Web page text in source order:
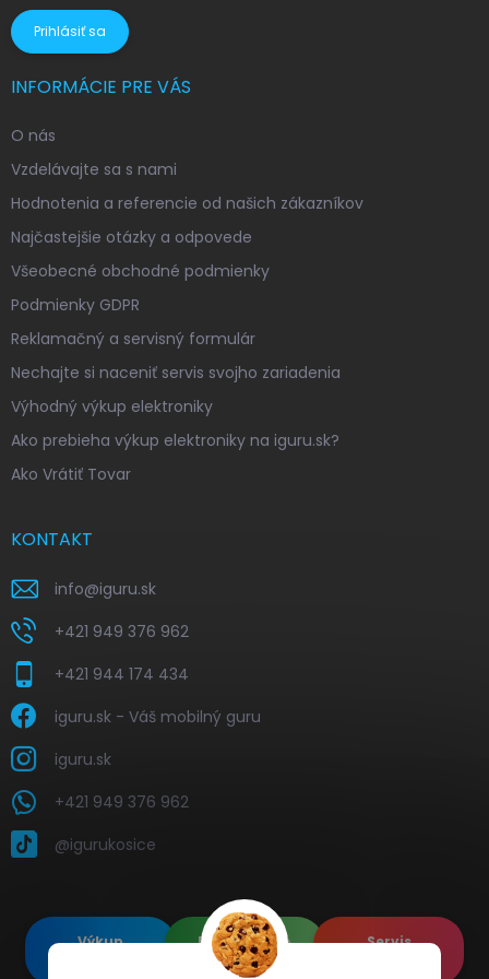
Prihlásiť sa
INFORMÁCIE PRE VÁS
O nás
Vzdelávajte sa s nami
Hodnotenia a referencie od našich zákazníkov
Najčastejšie otázky a odpovede
Všeobecné obchodné podmienky
Podmienky GDPR
Reklamačný a servisný formulár
Nechajte si naceniť servis svojho zariadenia
Výhodný výkup elektroniky
Ako prebieha výkup elektroniky na iguru.sk?
Ako Vrátiť Tovar
KONTAKT
info@iguru.sk
+421 949 376 962
+421 944 174 434
iguru.sk - Váš mobilný guru
iguru.sk
+421 949 376 962
@igurukosice
Výkup
Renovované
Apple's
Servis